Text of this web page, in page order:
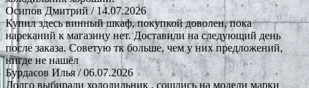
Осипов Дмитрий/ 14.07.2026
Купил здесь винный шкаф, покупкой доволен, пока
нареканий к магазину нет. Доставили на следующий день
после заказа. Советую тк больше, чем у них предложений,
нигде не нашёл
Бурдасов Илья/ 06.07.2026
Долго выбирали холодильник , сошлись на модели марки